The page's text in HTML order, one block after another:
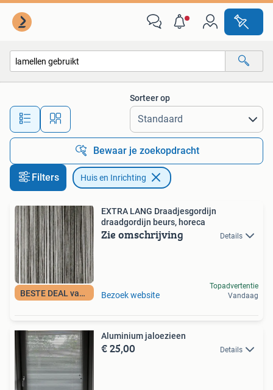
Alle afstanden…
Sorteer op
Bewaar je zoekopdracht
Filters Huis en Inrichting
BESTE DEAL vandaag
EXTRA LANG Draadjesgordijn
draadgordijn beurs, horeca
Zie omschrijving Details
Bezoek website
Topadvertentie
Vandaag
Aluminium jaloezieen
€ 25,00 Details